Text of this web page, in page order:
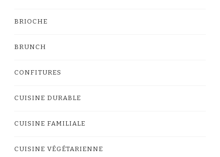
BRIOCHE
BRUNCH
CONFITURES
CUISINE DURABLE
CUISINE FAMILIALE
CUISINE VÉGÉTARIENNE